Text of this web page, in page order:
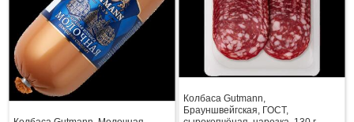
Колбаса Gutmann,
Брауншвейгская, ГОСТ,